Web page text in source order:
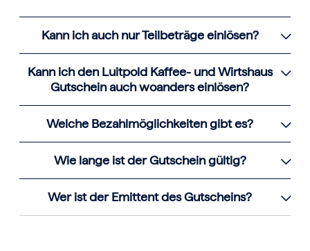
Kann ich auch nur Teilbeträge einlösen?
Kann ich den Luitpold Kaffee- und Wirtshaus
Gutschein auch woanders einlösen?
Welche Bezahlmöglichkeiten gibt es?
Wie lange ist der Gutschein gültig?
Wer ist der Emittent des Gutscheins?